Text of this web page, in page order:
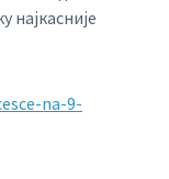
најкасније
na-9-